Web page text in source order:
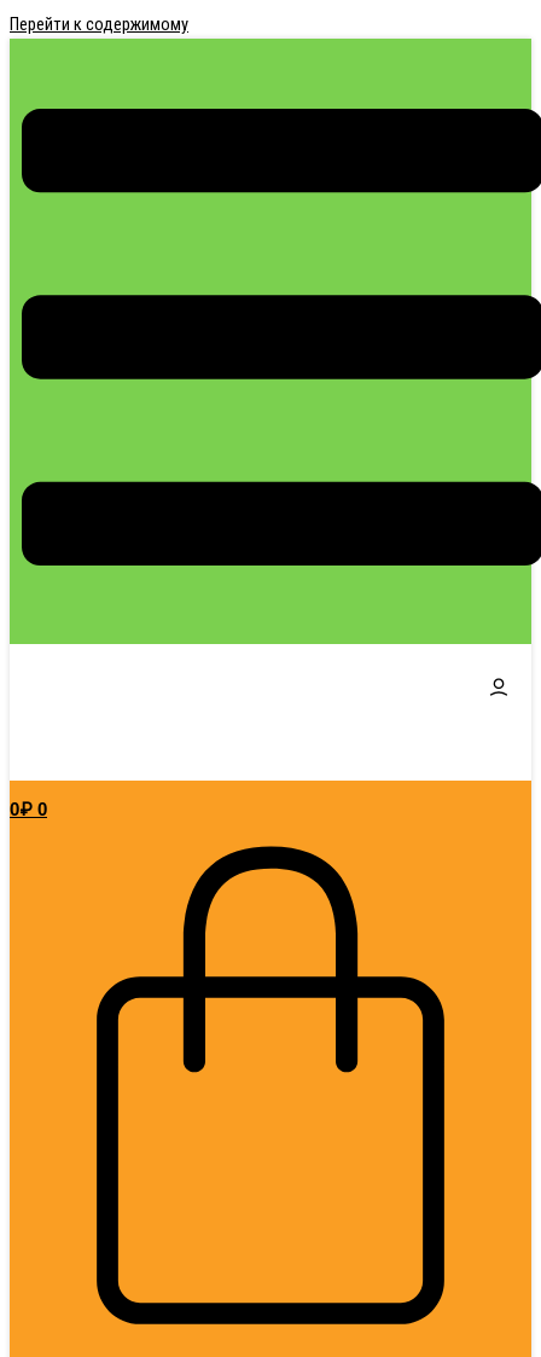
Перейти к содержимому
0₽ 0